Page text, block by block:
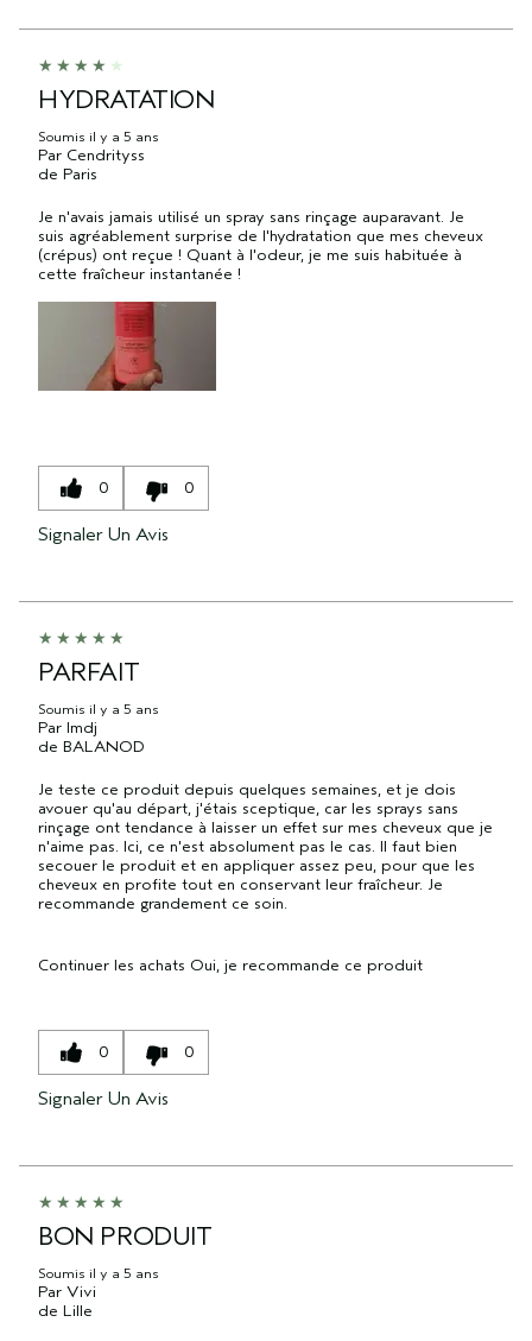
HYDRATATION
Soumis il y a 5 ans
Par Cendrityss
de Paris
Je n'avais jamais utilisé un spray sans rinçage auparavant. Je
suis agréablement surprise de l'hydratation que mes cheveux
(crépus) ont reçue ! Quant à l'odeur, je me suis habituée à
cette fraîcheur instantanée !
0 0
Signaler Un Avis
PARFAIT
Soumis il y a 5 ans
Par lmdj
de BALANOD
Je teste ce produit depuis quelques semaines, et je dois
avouer qu'au départ, j'étais sceptique, car les sprays sans
rinçage ont tendance à laisser un effet sur mes cheveux que je
n'aime pas. Ici, ce n'est absolument pas le cas. Il faut bien
secouer le produit et en appliquer assez peu, pour que les
cheveux en profite tout en conservant leur fraîcheur. Je
recommande grandement ce soin.
Continuer les achats Oui, je recommande ce produit
0 0
Signaler Un Avis
BON PRODUIT
Soumis il y a 5 ans
Par Vivi
de Lille